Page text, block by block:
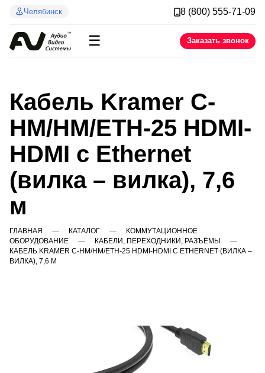
Челябинск 8 (800) 555-71-09
☰ Заказать звонок
Кабель Kramer C-
HM/HM/ETH-25 HDMI-
HDMI с Ethernet
(вилка – вилка), 7,6
м
ГЛАВНАЯ КАТАЛОГ
КОММУТАЦИОННОЕ
ОБОРУДОВАНИЕ
КАБЕЛИ, ПЕРЕХОДНИКИ, РАЗЪЁМЫ
КАБЕЛЬ KRAMER C-HM/HM/ETH-25 HDMI-HDMI С ETHERNET (ВИЛКА –
ВИЛКА), 7,6 М